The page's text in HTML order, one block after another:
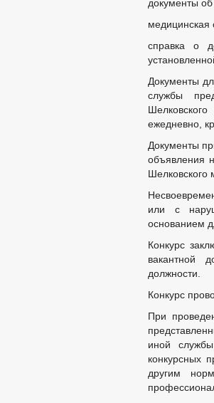
документы
медицинская
справка о
Документы
службы
ежедневно,
Документы
объявления
Шелковского
или с
основанием
Конкурс
вакантной
должности.
Конкурс
При
иной
конкурсных
другим